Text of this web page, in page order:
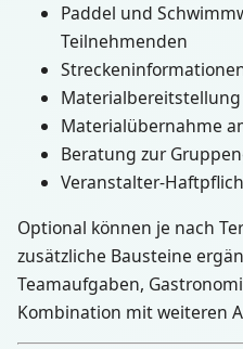
Paddel und
Teilnehmenden
Materialübernahme
Beratung zur
Veranstalter-
Optional können je nach
zusätzliche Bausteine
Teamaufgaben,
Kombination mit weiteren